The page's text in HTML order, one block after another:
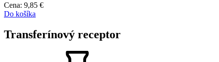
Cena: 9,85 €
Do košíka
Transferínový receptor